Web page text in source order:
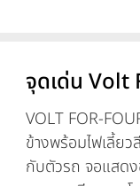
จุดเด่น Volt
VOLT FOR-
ข้างพร้อมไฟเลี้ย
กับตัวรถ จอแสด